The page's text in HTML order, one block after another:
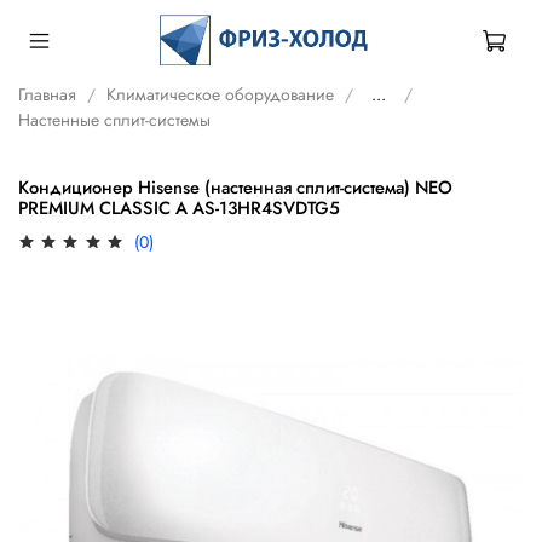
Главная Климатическое оборудование
...
Настенные сплит-системы
Кондиционер Hisense (настенная сплит-система) NEO
PREMIUM CLASSIC A AS-13HR4SVDTG5
(0)